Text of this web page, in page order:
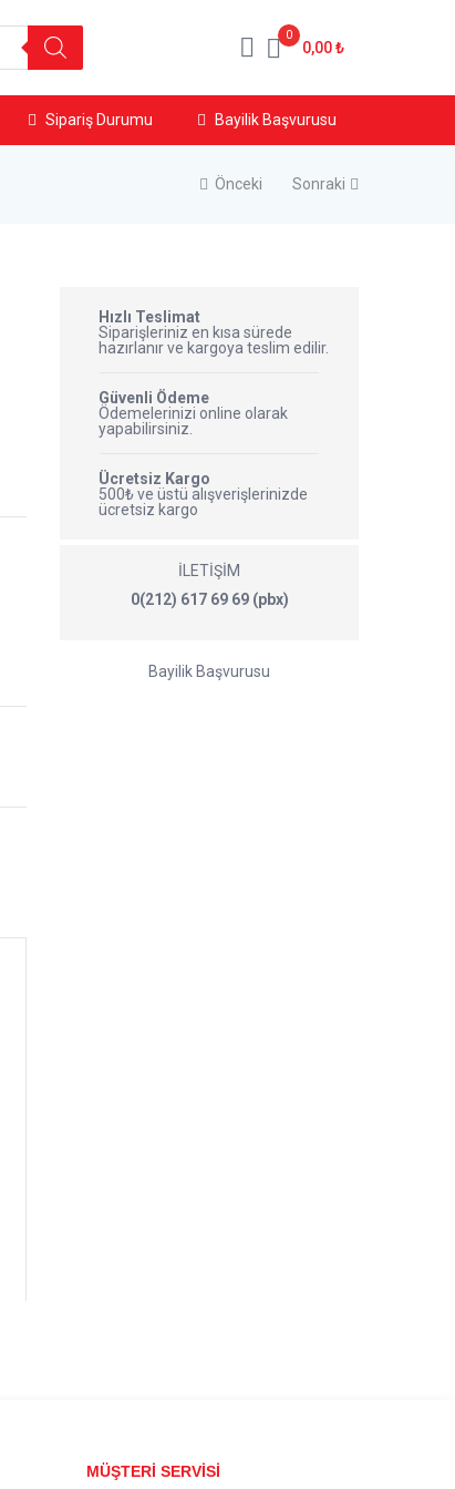
0
0,00₺
Sipariş Durumu Bayilik Başvurusu
Önceki Sonraki
Hızlı Teslimat
Siparişleriniz en kısa sürede
hazırlanır ve kargoya teslim edilir.
Güvenli Ödeme
Ödemelerinizi online olarak
yapabilirsiniz.
Ücretsiz Kargo
500₺ ve üstü alışverişlerinizde
ücretsiz kargo
İLETİŞİM
0(212) 617 69 69 (pbx)
Bayilik Başvurusu
MÜŞTERİ SERVİSİ